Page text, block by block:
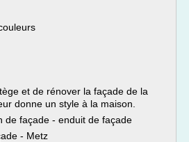
et de rénover la façade de la
donne un style à la maison.
de façade - enduit de façade
- Metz